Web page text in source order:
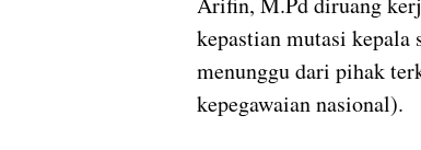
kepastian mutasi kepala
menunggu dari pihak
kepegawaian nasional).